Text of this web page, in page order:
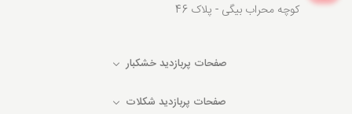
کوچه محراب بیگی - پلاک 46
صفحات پربازدید خشکبار
صفحات پربازدید شکلات